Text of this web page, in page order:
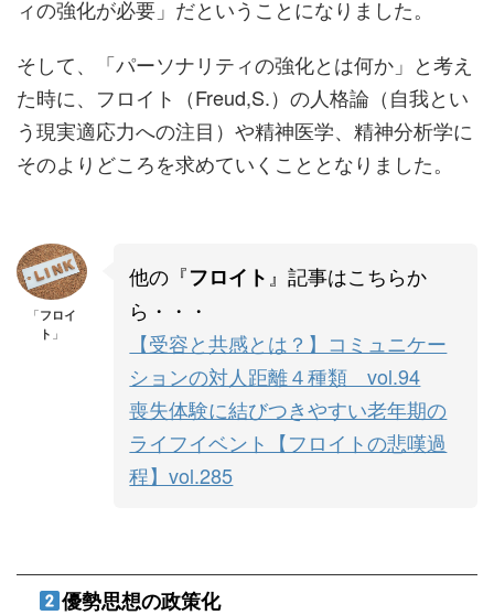
ィの強化が必要」だということになりました。
そして、「パーソナリティの強化とは何か」と考え
た時に、フロイト（Freud,S.）の人格論（自我とい
う現実適応力への注目）や精神医学、精神分析学に
そのよりどころを求めていくこととなりました。
「フロイ
ト 」
他の『フロイト』記事はこちらか
ら・・・
【受容と共感とは？】コミュニケー
ションの対人距離４種類 vol.94
喪失体験に結びつきやすい老年期の
ライフイベント【フロイトの悲嘆過
程】vol.285
優勢思想の政策化